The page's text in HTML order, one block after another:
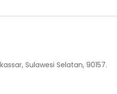
Sulawesi Selatan, 90157.